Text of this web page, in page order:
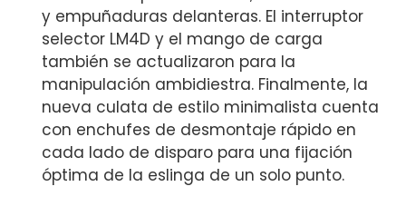
y empuñaduras delanteras. El interruptor
selector LM4D y el mango de carga
también se actualizaron para la
manipulación ambidiestra. Finalmente, la
nueva culata de estilo minimalista cuenta
con enchufes de desmontaje rápido en
cada lado de disparo para una fijación
óptima de la eslinga de un solo punto.